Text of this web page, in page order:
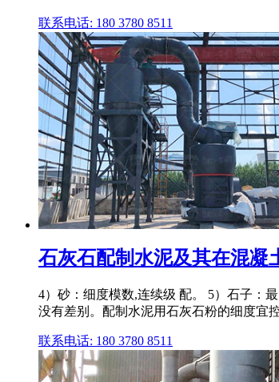
联系电话: 180 3780 8511
石灰石配制水泥及其在混凝
4）砂：细度模数,连续级 配。 5）石子：
没有差别。配制水泥用石灰石粉的细度宜
联系电话: 180 3780 8511